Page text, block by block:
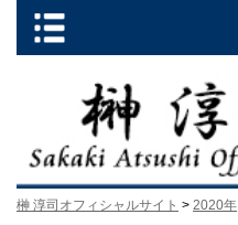
榊 淳司オフィシャルサイト > 2020年